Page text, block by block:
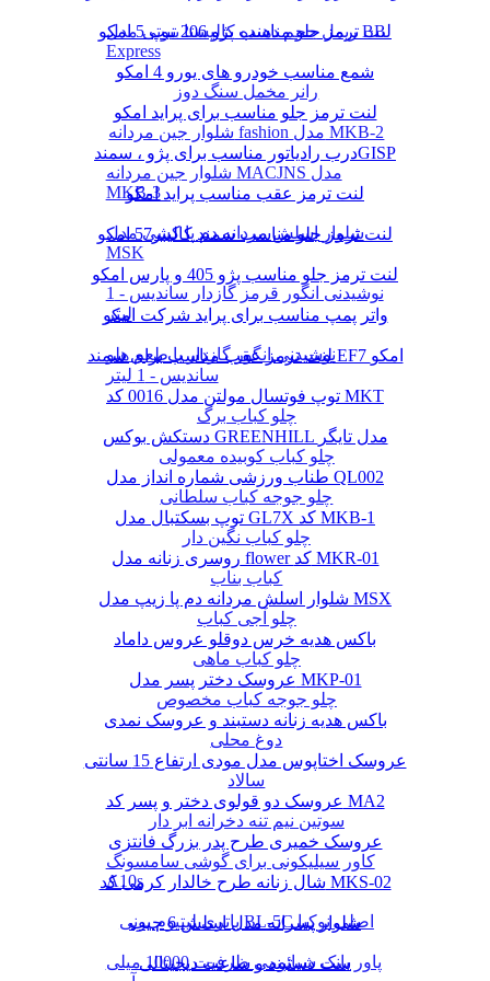
ریمل حجم دهنده کالیستا بیوتی مدل BB
Express
رانر مخمل سنگ دوز
شلوار جین مردانه fashion مدل MKB-2
شلوار جین مردانه MACJNS مدل
MKB-3
شلوار اسلش مردانه دم پا کشی مدل
MSK
نوشیدنی انگور قرمز گازدار ساندیس - 1
لیتر
نوشیدنی انگور گازدار با طعم هلو
ساندیس - 1 لیتر
چلو کباب برگ
چلو کباب کوبیده معمولی
چلو جوجه کباب سلطانی
چلو کباب نگین دار
کباب بناب
چلو آجی کباب
چلو کباب ماهی
چلو جوجه کباب مخصوص
دوغ محلی
سالاد
سوتین نیم تنه دخرانه ابر دار
کاور سیلیکونی برای گوشی سامسونگ
A10s
باتری لیتیوم یونی BL-5C اصلی نوکیا
پاور بانک شیائومی ظرفیت 10000 میلی
لنت ترمز جلو مناسب پژو 206 تیپ 5 امکو
شمع مناسب خودرو های یورو 4 امکو
لنت ترمز جلو مناسب برای پراید امکو
درب رادیاتور مناسب برای پژو ، سمندGISP
لنت ترمز عقب مناسب پراید امکو
لنت ترمز جلو مناسب سمند کالیبر57 امکو
لنت ترمز جلو مناسب پژو 405 و پارس امکو
واتر پمپ مناسب برای پراید شرکت امکو
لنت ترمز عقب مناسب برای سمند EF7 امکو
توپ فوتسال مولتن مدل 0016 کد MKT
دستکش بوکس GREENHILL مدل تایگر
طناب ورزشی شماره انداز مدل QL002
توپ بسکتبال مدل GL7X کد MKB-1
روسری زنانه مدل flower کد MKR-01
شلوار اسلش مردانه دم پا زیپ مدل MSX
باکس هدیه خرس دوقلو عروس داماد
عروسک دختر پسر مدل MKP-01
باکس هدیه زنانه دستبند و عروسک نمدی
عروسک اختاپوس مدل مودی ارتفاع 15 سانتی
عروسک دو قولوی دختر و پسر کد MA2
عروسک خمیری طرح پدر بزرگ فانتزی
شال زنانه طرح خالدار کرمی کد MKS-02
شلوار پسرانه مدل اسلش 6 جیب
ست دستبند و ساعت دیجیتالی